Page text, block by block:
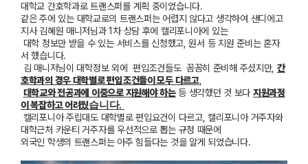
대학교 간호학과로 트랜스퍼를 계획 중이었습니다.
같은 주에 있는 대학교로의 트랜스퍼는 어렵지 않다고 생각하여 샌디에고
지사 김혜원 매니저님과 1 차 상담 후에 캘리포니아에 있는
대학 정보만 받을 수 있는 서비스를 신청했고 ,원서 등 지원 준비는 혼자
서 했습니다.
김 매니저님이 대학정보 외에 편입조건들도 꼼꼼히 준비해 주셨지만, 간
호학과의 경우 대학별로 편입조건들이 모두 다르고,
대학교와 전공과에 이중으로 지원해야 하는등 생각했던 것 보다 지원과정
이 복잡하고 어려웠습니다.
캘리포니아 주립대도 대학별로 편입요건이 다르고,캘리포니아 거주자와
대학근처 카운티 거주자를 우선적으로 뽑는 규정 때문에
외 국인 학생의 트랜스퍼는 아주 힘들다는 것을 알게 되었습니다.